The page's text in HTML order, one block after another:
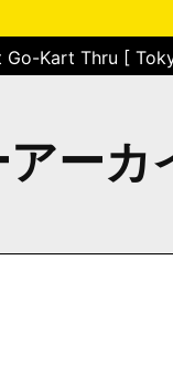
Go-Kart Thru [
ーカ